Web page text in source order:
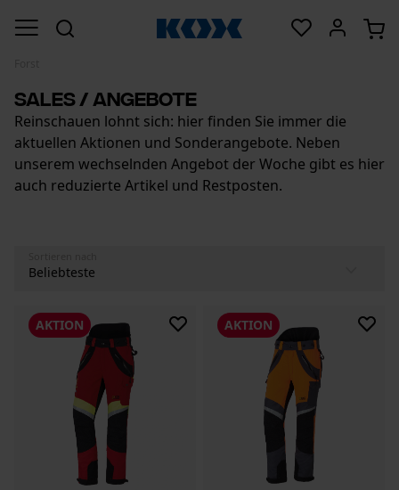
Sales / Angebote
Reinschauen lohnt sich: hier finden Sie immer die
aktuellen Aktionen und Sonderangebote. Neben
unserem wechselnden Angebot der Woche gibt es hier
auch reduzierte Artikel und Restposten.
AKTION AKTION